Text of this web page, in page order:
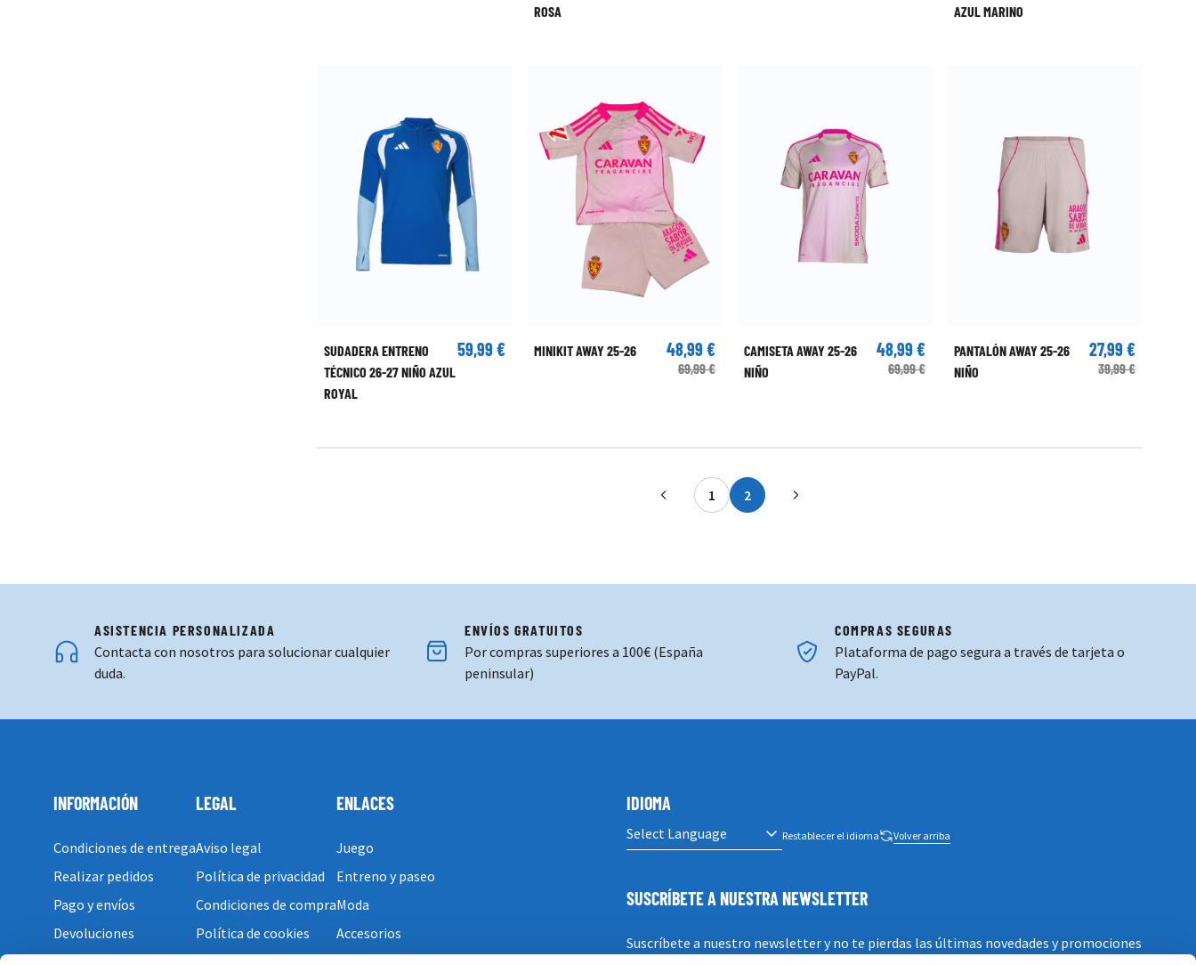
ROSA
AZUL MARINO
SUDADERA ENTRENO
TÉCNICO 26-27 NIÑO AZUL
ROYAL
59,99 € MINIKIT AWAY 25-26 48,99 €
69,99 €
CAMISETA AWAY 25-26
NIÑO
48,99 €
69,99 €
PANTALÓN AWAY 25-26
NIÑO
27,99 €
39,99 €
Página
1
Actualmente estás leyendo página
2
ASISTENCIA PERSONALIZADA
Contacta con nosotros para solucionar cualquier
duda.
ENVÍOS GRATUITOS
Por compras superiores a 100€ (España
peninsular)
COMPRAS SEGURAS
Plataforma de pago segura a través de tarjeta o
PayPal.
INFORMACIÓN
Condiciones de entrega
Realizar pedidos
Pago y envíos
Devoluciones
LEGAL
Aviso legal
Política de privacidad
Condiciones de compra
Política de cookies
ENLACES
Juego
Entreno y paseo
Moda
Accesorios
IDIOMA
Restablecer el idioma Volver arriba
SUSCRÍBETE A NUESTRA NEWSLETTER
Suscríbete a nuestro newsletter y no te pierdas las últimas novedades y promociones